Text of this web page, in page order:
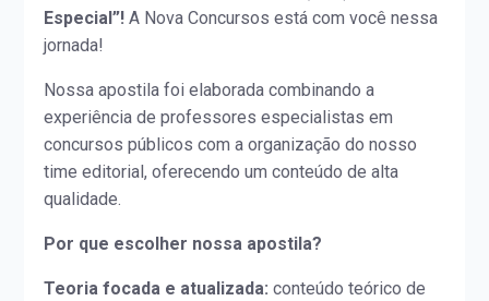
Especial”! A Nova Concursos está com você nessa
jornada!
Nossa apostila foi elaborada combinando a
experiência de professores especialistas em
concursos públicos com a organização do nosso
time editorial, oferecendo um conteúdo de alta
qualidade.
Por que escolher nossa apostila?
Teoria focada e atualizada: conteúdo teórico de